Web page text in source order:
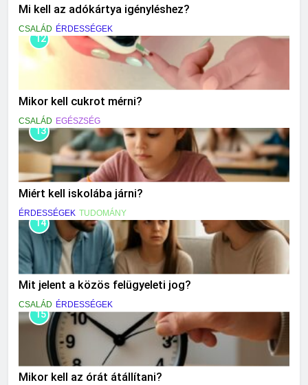
Mi kell az adókártya igényléshez?
CSALÁD ÉRDESSÉGEK
12
Mikor kell cukrot mérni?
CSALÁD EGÉSZSÉG
13
Miért kell iskolába járni?
ÉRDESSÉGEK TUDOMÁNY
14
Mit jelent a közös felügyeleti jog?
CSALÁD ÉRDESSÉGEK
15
Mikor kell az órát átállítani?